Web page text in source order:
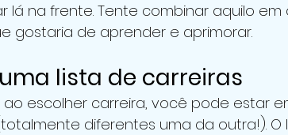
lá na frente. Tente combinar aquilo
gostaria de aprender e aprimorar.
lista de carreiras
ao escolher carreira, você pode estar
diferentes uma da outra!). O